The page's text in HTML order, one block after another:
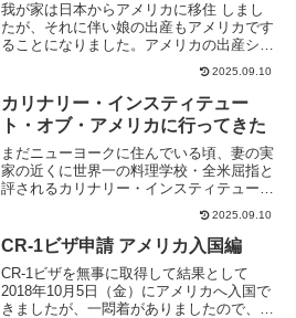
我が家は日本からアメリカに移住 しまし
たが、それに伴い娘の出産もアメリカです
ることになりました。アメリカの出産シス
テム・特徴入院から出産までの流れ出産後
をまとめました!!出産数週間前予定日だっ
た10月10日40週の検診に行ってきました。
検査...
2025.09.10
カリナリー・インスティテュー
ト・オブ・アメリカに行ってきた
まだニューヨークに住んでいる頃、妻の実
家の近くに世界一の料理学校・全米屈指と
評されるカリナリー・インスティテュー
のレストランで食事をする機会があったの
で、食事の模様を少しご紹介したいと思い
ます。ここは生...
2025.09.10
CR-1ビザ申請 アメリカ入国編
CR-1ビザを無事に取得して結果として
2018年10月5日（金）にアメリカへ入国で
きましたが、一悶着がありましたので、ア